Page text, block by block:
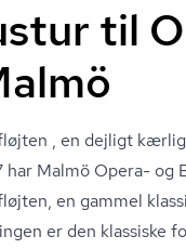
til
, en dejligt
har Malmö Opera- og
en gammel
er den klassiske